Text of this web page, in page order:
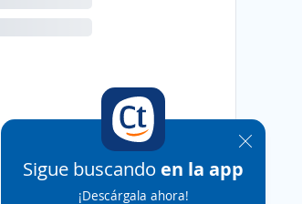
Sigue buscando en la app
¡Descárgala ahora!